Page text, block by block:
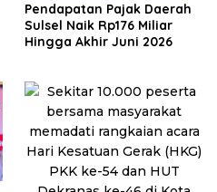
Pendapatan Pajak Daerah
Sulsel Naik Rp176 Miliar
Hingga Akhir Juni 2026